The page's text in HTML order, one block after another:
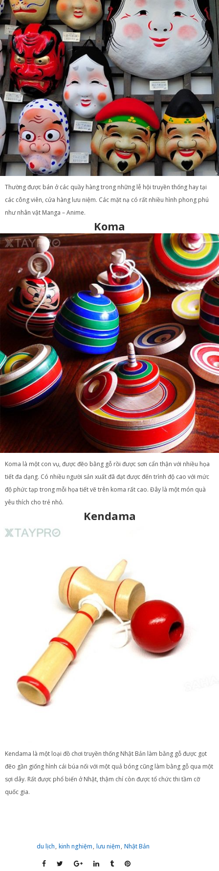
Thường được bán ở các quầy hàng trong những lễ hội truyền thống hay tại
các công viên, cửa hàng lưu niệm. Các mặt nạ có rất nhiều hình phong phú
như nhân vật Manga – Anime.
Koma
Koma là một con vụ, được đẽo bằng gỗ rồi được sơn cẩn thận với nhiều họa
tiết đa dạng. Có nhiều người sản xuất đã đạt được đến trình độ cao với mức
độ phức tạp trong mỗi họa tiết vẽ trên koma rất cao. Đây là một món quà
yêu thích cho trẻ nhỏ.
Kendama
Kendama là một loại đồ chơi truyền thống Nhật Bản làm bằng gỗ được gọt
đẽo gần giống hình cái búa nối với một quả bóng cũng làm bằng gỗ qua một
sợi dây. Rất được phổ biến ở Nhật, thậm chí còn được tổ chức thi tầm cỡ
quốc gia.
du lịch, kinh nghiệm, lưu niệm, Nhật Bản